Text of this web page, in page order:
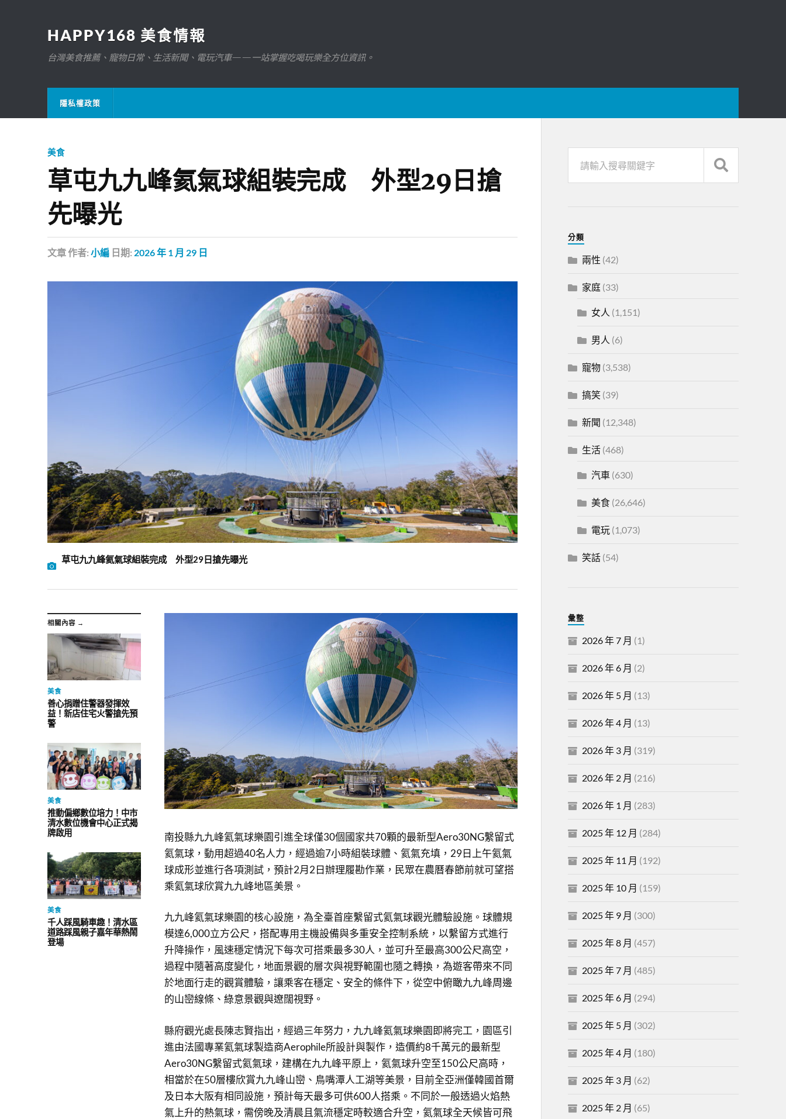
HAPPY168 美食情報
台灣美食推薦、寵物日常、生活新聞、電玩汽車——一站掌握吃喝玩樂全方位資訊。
隱私權政策
美食
草屯九九峰氦氣球組裝完成 外型29日搶
先曝光
文章作者: 小編 日期: 2026 年 1 月 29 日
草屯九九峰氦氣球組裝完成 外型29日搶先曝光
相關內容 →
美食
善心捐贈住警器發揮效
益！新店住宅火警搶先預
警
美食
推動偏鄉數位培力！中市
清水數位機會中心正式揭
牌啟用
美食
千人踩風騎車趣！清水區
道路踩風親子嘉年華熱鬧
登場
南投縣九九峰氦氣球樂園引進全球僅30個國家共70顆的最新型Aero30NG繫留式
氦氣球，動用超過40名人力，經過逾7小時組裝球體、氦氣充填，29日上午氦氣
球成形並進行各項測試，預計2月2日辦理履勘作業，民眾在農曆春節前就可望搭
乘氦氣球欣賞九九峰地區美景。
九九峰氦氣球樂園的核心設施，為全臺首座繫留式氦氣球觀光體驗設施。球體規
模達6,000立方公尺，搭配專用主機設備與多重安全控制系統，以繫留方式進行
升降操作，風速穩定情況下每次可搭乘最多30人，並可升至最高300公尺高空，
過程中隨著高度變化，地面景觀的層次與視野範圍也隨之轉換，為遊客帶來不同
於地面行走的觀賞體驗，讓乘客在穩定、安全的條件下，從空中俯瞰九九峰周邊
的山巒線條、綠意景觀與遼闊視野。
縣府觀光處長陳志賢指出，經過三年努力，九九峰氦氣球樂園即將完工，園區引
進由法國專業氦氣球製造商Aerophile所設計與製作，造價約8千萬元的最新型
Aero30NG繫留式氦氣球，建構在九九峰平原上，氦氣球升空至150公尺高時，
相當於在50層樓欣賞九九峰山巒、鳥嘴潭人工湖等美景，目前全亞洲僅韓國首爾
及日本大阪有相同設施，預計每天最多可供600人搭乘。不同於一般透過火焰熱
氣上升的熱氣球，需傍晚及清晨且氣流穩定時較適合升空，氦氣球全天候皆可飛
分類
兩性 (42)
家庭(33)
女人 (1,151)
男人 (6)
寵物(3,538)
搞笑(39)
新聞 (12,348)
生活(468)
汽車(630)
美食(26,646)
電玩(1,073)
笑話(54)
彙整
2026 年 7 月 (1)
2026 年 6 月 (2)
2026 年 5 月 (13)
2026 年 4 月 (13)
2026 年 3 月 (319)
2026 年 2 月 (216)
2026 年 1 月 (283)
2025 年 12 月 (284)
2025 年 11 月 (192)
2025 年 10 月 (159)
2025 年 9 月 (300)
2025 年 8 月 (457)
2025 年 7 月 (485)
2025 年 6 月 (294)
2025 年 5 月 (302)
2025 年 4 月 (180)
2025 年 3 月 (62)
2025 年 2 月 (65)